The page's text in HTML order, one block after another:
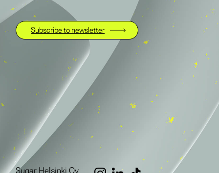
Subscribe to newsletter
Sugar Helsinki Oy